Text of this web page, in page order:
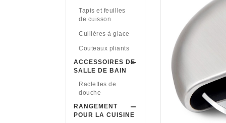
Tapis et feuilles
de cuisson
Cuillères à glace
Couteaux pliants
ACCESSOIRES DE
SALLE DE BAIN
Raclettes de
douche
RANGEMENT
POUR LA CUISINE